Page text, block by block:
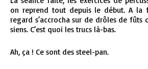
on reprend tout depuis le début. A la
regard s’accrocha sur de drôles de fûts
siens. C’est quoi les trucs là-bas.
Ah, ça ! Ce sont des steel-pan.